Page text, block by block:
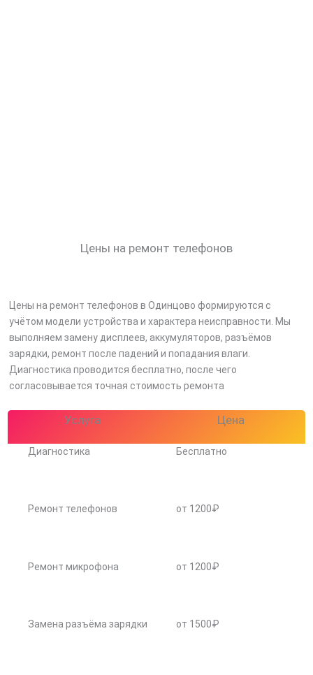
Цены на ремонт телефонов
Цены на ремонт телефонов в Одинцово формируются с
учётом модели устройства и характера неисправности. Мы
выполняем замену дисплеев, аккумуляторов, разъёмов
зарядки, ремонт после падений и попадания влаги.
Диагностика проводится бесплатно, после чего
согласовывается точная стоимость ремонта
Услуга Цена
Диагностика Бесплатно
Ремонт телефонов от 1200₽
Ремонт микрофона от 1200₽
Замена разъёма зарядки от 1500₽